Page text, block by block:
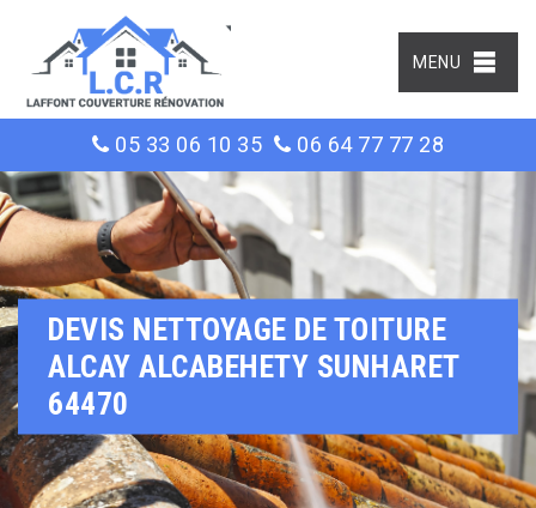
MENU
05 33 06 10 35 06 64 77 77 28
DEVIS NETTOYAGE DE TOITURE
ALCAY ALCABEHETY SUNHARET
64470